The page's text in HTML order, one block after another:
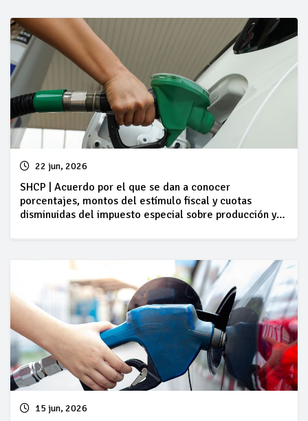
22 jun, 2026
SHCP | Acuerdo por el que se dan a conocer
porcentajes, montos del estímulo fiscal y cuotas
disminuidas del impuesto especial sobre producción y
combustibles que se indican, del 20 al 26 de junio
15 jun, 2026